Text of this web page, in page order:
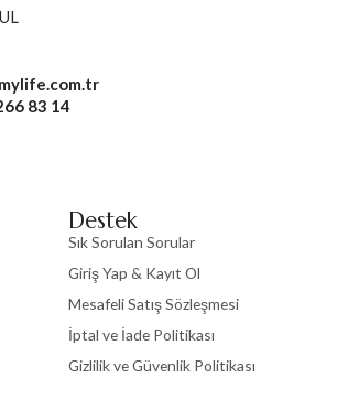
83 14
Destek
Sık Sorulan Sorular
Giriş Yap & Kayıt Ol
Mesafeli Satış Sözleşmesi
İptal ve İade Politikası
Gizlilik ve Güvenlik Politikası